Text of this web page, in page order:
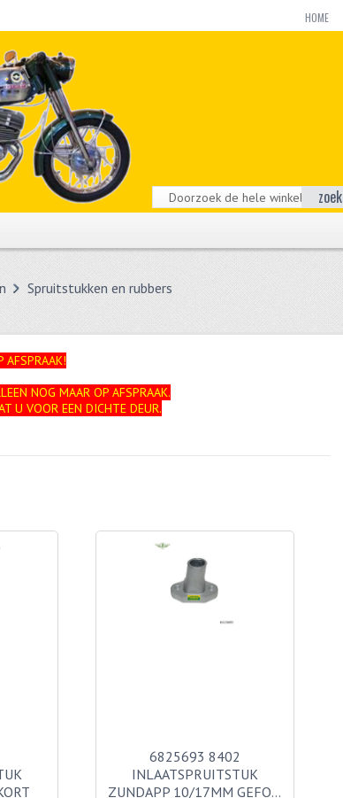
HOME
Spruitstukken en rubbers
AFSPRAAK!
NOG MAAR OP AFSPRAAK.
U VOOR EEN DICHTE DEUR.
6825693 8402
INLAATSPRUITSTUK
ZUNDAPP 10/17MM GEFO…